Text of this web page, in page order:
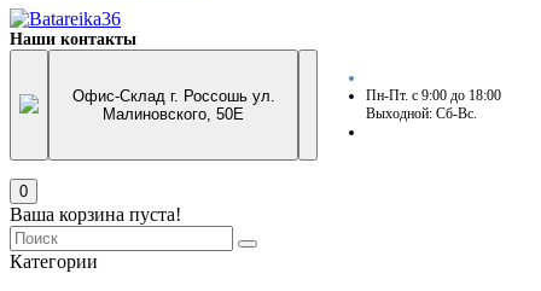
Наши контакты
Офис-Склад г. Россошь ул.
Малиновского, 50Е
Пн-Пт. с 9:00 до 18:00
Выходной: Сб-Вс.
0
Ваша корзина пуста!
Категории